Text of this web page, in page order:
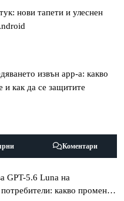
нови тапети и улеснен
извън app-а: какво
и как да се защитите
Коментари
GPT-5.6 Luna на
потребители: какво променят